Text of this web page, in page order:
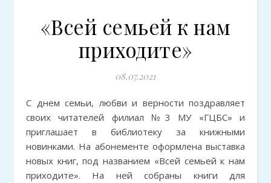
«Всей семьей к нам
приходите»
08.07.2021
С днем семьи, любви и верности поздравляет
своих читателей филиал №3 МУ «ГЦБС» и
приглашает в библиотеку за книжными
новинками. На абонементе оформлена выставка
новых книг, под названием «Всей семьей к нам
приходите». На ней собраны книги для